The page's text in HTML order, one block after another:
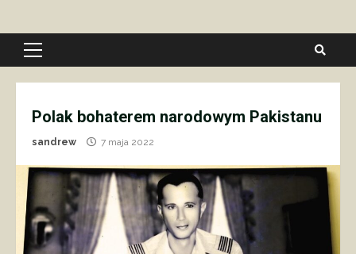
Primary
Polak bohaterem narodowym Pakistanu
sandrew 7 maja 2022